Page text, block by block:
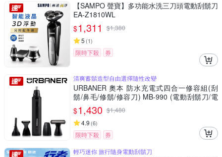
【SAMPO 聲寶】多功能水洗三刀頭電動刮鬍刀
EA-Z1810WL
$1,311 $1,380
5 (1)
限時下殺 券
清爽蓄鬍造型自由選擇隨性改變
URBANER 奧本 防水充電式四合一修容組(刮
鬍/鼻毛/修鬍/修容刀) MB-990 (電動刮鬍刀/電
動鼻毛刀/電動鼻毛剪/鼻毛/鼻毛修剪器/電動鼻
毛修剪器/修鬍刀)
$1,430 $1,480
4.9 (6)
限時下殺
券
輕巧迷你 旅行隨身電動刮鬍刀